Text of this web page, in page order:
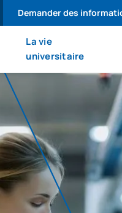
Demander des
La vie
universitaire